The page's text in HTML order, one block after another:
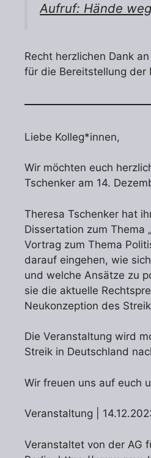
Aufruf: Hände
Recht herzlichen Dank
für die Bereitstellung der
Liebe Kolleg*innen,
Wir möchten euch
Tschenker am 14.
Theresa Tschenker hat
Dissertation zum Thema
Vortrag zum Thema
darauf eingehen, wie
und welche Ansätze zu
sie die aktuelle
Neukonzeption des
Die Veranstaltung wird
Streik in Deutschland
Wir freuen uns auf euch
Veranstaltung |
Veranstaltet von der AG